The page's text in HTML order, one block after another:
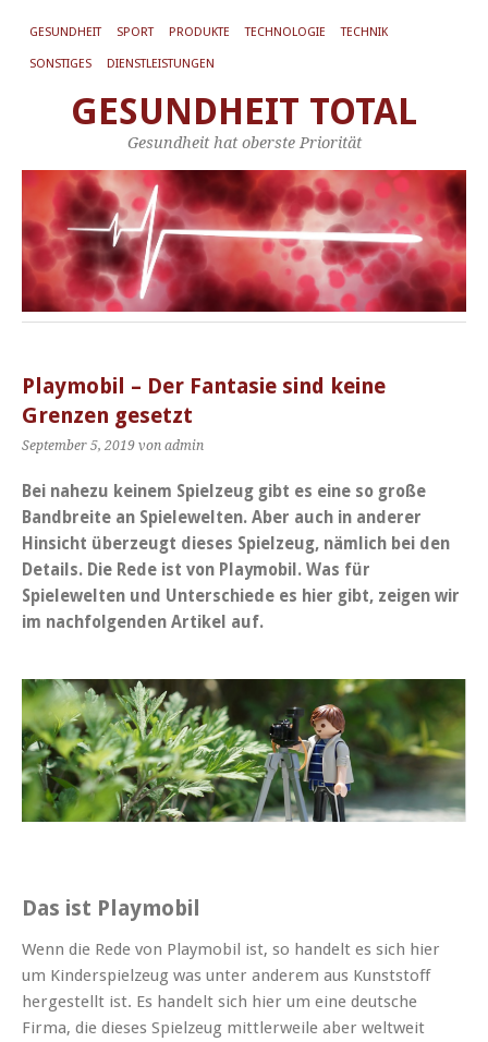
GESUNDHEIT SPORT PRODUKTE TECHNOLOGIE TECHNIK
SONSTIGES DIENSTLEISTUNGEN
GESUNDHEIT TOTAL
Gesundheit hat oberste Priorität
Playmobil – Der Fantasie sind keine
Grenzen gesetzt
September 5, 2019 von admin
Bei nahezu keinem Spielzeug gibt es eine so große
Bandbreite an Spielewelten. Aber auch in anderer
Hinsicht überzeugt dieses Spielzeug, nämlich bei den
Details. Die Rede ist von Playmobil. Was für
Spielewelten und Unterschiede es hier gibt, zeigen wir
im nachfolgenden Artikel auf.
Das ist Playmobil
Wenn die Rede von Playmobil ist, so handelt es sich hier
um Kinderspielzeug was unter anderem aus Kunststoff
hergestellt ist. Es handelt sich hier um eine deutsche
Firma, die dieses Spielzeug mittlerweile aber weltweit